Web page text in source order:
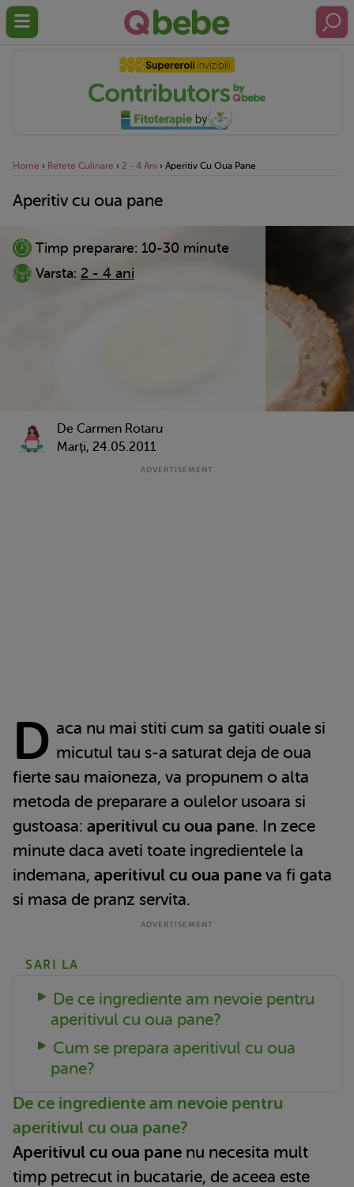
Home › Retete Culinare › 2 - 4 Ani › Aperitiv Cu Oua Pane
Aperitiv cu oua pane
Timp preparare: 10-30 minute
Varsta: 2 - 4 ani
De Carmen Rotaru
Marţi, 24.05.2011
D aca nu mai stiti cum sa gatiti ouale si
micutul tau s-a saturat deja de oua
fierte sau maioneza, va propunem o alta
metoda de preparare a oulelor usoara si
gustoasa: aperitivul cu oua pane. In zece
minute daca aveti toate ingredientele la
indemana, aperitivul cu oua pane va fi gata
si masa de pranz servita.
SARI LA
De ce ingrediente am nevoie pentru
aperitivul cu oua pane?
Cum se prepara aperitivul cu oua
pane?
De ce ingrediente am nevoie pentru
aperitivul cu oua pane?
Aperitivul cu oua pane nu necesita mult
timp petrecut in bucatarie, de aceea este